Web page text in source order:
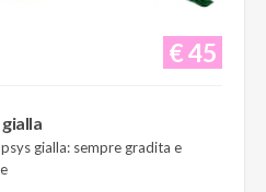
€ 45
gialla: sempre gradita e